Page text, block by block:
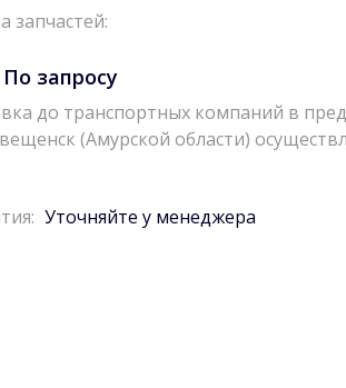
запчастей:
По запросу
до транспортных компаний в
(Амурской области)
Уточняйте у менеджера